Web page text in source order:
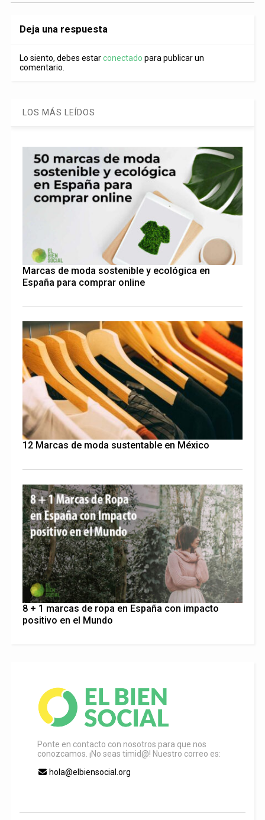
Deja una respuesta
Lo siento, debes estarconectado para publicar un
comentario.
LOS MÁS LEÍDOS
Marcas de moda sostenible y ecológica en
España para comprar online
12 Marcas de moda sustentable en México
8 + 1 marcas de ropa en España con impacto
positivo en el Mundo
Ponte en contacto con nosotros para que nos
conozcamos. ¡No seas timid@! Nuestro correo es:
hola@elbiensocial.org